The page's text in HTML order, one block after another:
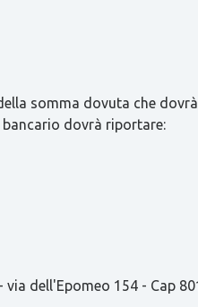
somma dovuta che
dovrà riportare:
dell'Epomeo 154 - Cap